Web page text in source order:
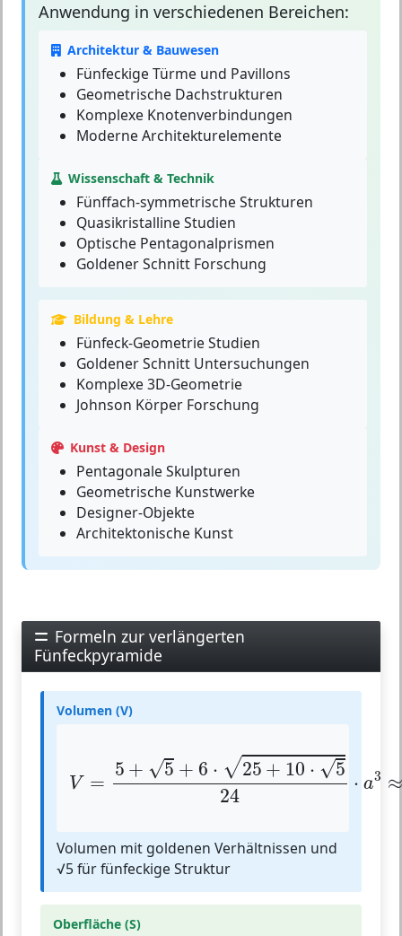
Anwendung in verschiedenen Bereichen:
Architektur & Bauwesen
Fünfeckige Türme und Pavillons
Geometrische Dachstrukturen
Komplexe Knotenverbindungen
Moderne Architekturelemente
Wissenschaft & Technik
Fünffach-symmetrische Strukturen
Quasikristalline Studien
Optische Pentagonalprismen
Goldener Schnitt Forschung
Bildung & Lehre
Fünfeck-Geometrie Studien
Goldener Schnitt Untersuchungen
Komplexe 3D-Geometrie
Johnson Körper Forschung
Kunst & Design
Pentagonale Skulpturen
Geometrische Kunstwerke
Designer-Objekte
Architektonische Kunst
Formeln zur verlängerten
Fünfeckpyramide
Volumen (V)
V =
5 + √5 + 6 ⋅ √25 + 10 ⋅ √5
24
⋅ a3
5+ +10⋅524⋅a3≈
Volumen mit goldenen Verhältnissen und
√5 für fünfeckige Struktur
Oberfläche (S)